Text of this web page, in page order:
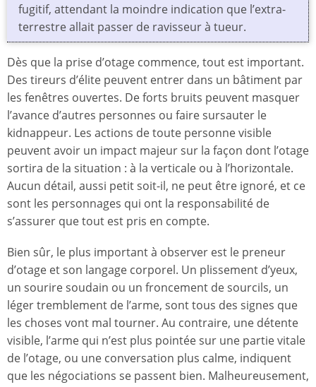
fugitif, attendant la moindre indication que l’extra-
terrestre allait passer de ravisseur à tueur.
Dès que la prise d’otage commence, tout est important.
Des tireurs d’élite peuvent entrer dans un bâtiment par
les fenêtres ouvertes. De forts bruits peuvent masquer
l’avance d’autres personnes ou faire sursauter le
kidnappeur. Les actions de toute personne visible
peuvent avoir un impact majeur sur la façon dont l’otage
sortira de la situation : à la verticale ou à l’horizontale.
Aucun détail, aussi petit soit-il, ne peut être ignoré, et ce
sont les personnages qui ont la responsabilité de
s’assurer que tout est pris en compte.
Bien sûr, le plus important à observer est le preneur
d’otage et son langage corporel. Un plissement d’yeux,
un sourire soudain ou un froncement de sourcils, un
léger tremblement de l’arme, sont tous des signes que
les choses vont mal tourner. Au contraire, une détente
visible, l’arme qui n’est plus pointée sur une partie vitale
de l’otage, ou une conversation plus calme, indiquent
que les négociations se passent bien. Malheureusement,